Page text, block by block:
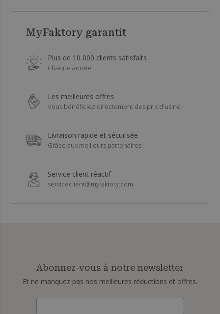
MyFaktory garantit
Plus de 10 000 clients satisfaits
Chaque année
Les meilleures offres
Vous bénéficiez directement des prix d'usine
Livraison rapide et sécurisée
Grâce aux meilleurs partenaires
Service client réactif
serviceclient@myfaktory.com
Abonnez-vous à notre newsletter
Et ne manquez pas nos meilleures réductions et offres.